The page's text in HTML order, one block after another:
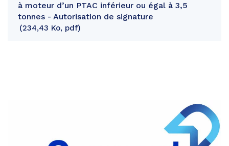
à moteur d’un PTAC inférieur ou égal à 3,5
tonnes - Autorisation de signature
234,43 Ko, pdf
Facebook
Partager